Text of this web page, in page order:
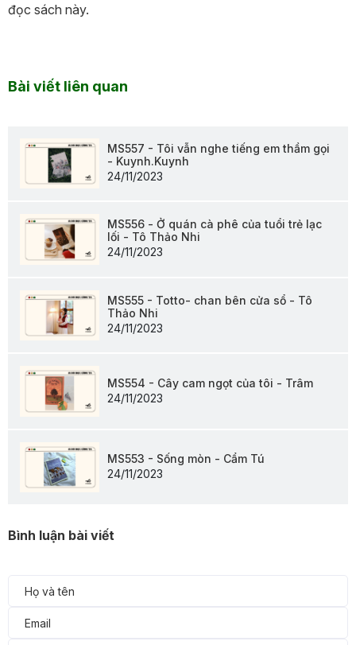
đọc sách này.
Bài viết liên quan
MS557 - Tôi vẫn nghe tiếng em thầm gọi
- Kuynh.Kuynh
24/11/2023
MS556 - Ở quán cà phê của tuổi trẻ lạc
lối - Tô Thảo Nhi
24/11/2023
MS555 - Totto- chan bên cửa sổ - Tô
Thảo Nhi
24/11/2023
MS554 - Cây cam ngọt của tôi - Trâm
24/11/2023
MS553 - Sống mòn - Cẩm Tú
24/11/2023
Bình luận bài viết